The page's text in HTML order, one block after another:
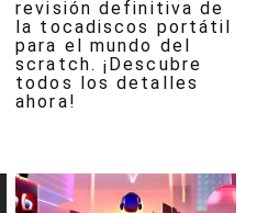
revisión definitiva de
la tocadiscos portátil
para el mundo del
scratch. ¡Descubre
todos los detalles
ahora!